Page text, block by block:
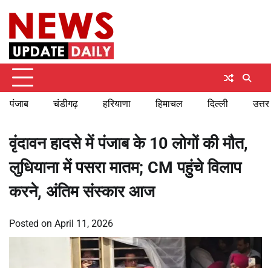
content
पंजाब चंडीगढ़ हरियाणा हिमाचल दिल्ली
वृंदावन हादसे में पंजाब के 10 लोगों की मौत,
लुधियाना में पसरा मातम; CM पहुंचे विलाप
करने, अंतिम संस्कार आज
Posted on April 11, 2026